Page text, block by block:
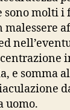
sono molti i
e somma
uomo.